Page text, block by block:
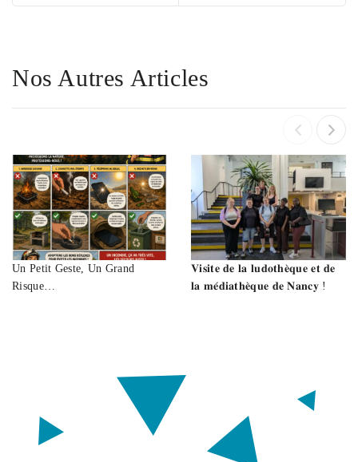
Nos Autres Articles
Un Petit Geste, Un Grand
Risque…
𝐕𝐢𝐬𝐢𝐭𝐞 𝐝𝐞 𝐥𝐚 𝐥𝐮𝐝𝐨𝐭𝐡𝐞̀𝐪𝐮𝐞 𝐞𝐭 𝐝𝐞
𝐥𝐚 𝐦𝐞́𝐝𝐢𝐚𝐭𝐡𝐞̀𝐪𝐮𝐞 𝐝𝐞 𝐍𝐚𝐧𝐜𝐲 !